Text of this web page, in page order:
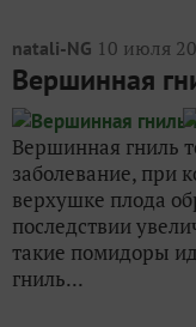
natali-NG 10 июля
Вершинная
Вершинная гниль
заболевание, при
верхушке плода
последствии
такие помидоры
гниль...